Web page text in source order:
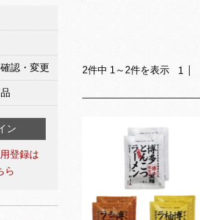
認・変更
ン
登録は
ら
2件中 1 ～ 2件を表示 1